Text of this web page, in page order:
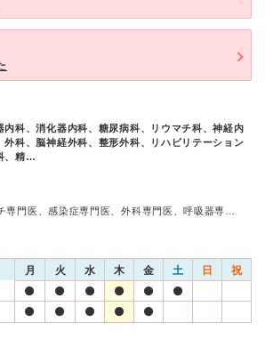
内科、消化器内科、糖尿病科、リウマチ科、神経内
外科、脳神経外科、整形外科、リハビリテーション
、精…
専門医、感染症専門医、外科専門医、呼吸器専…
月 火 水 木 金 土 日 祝